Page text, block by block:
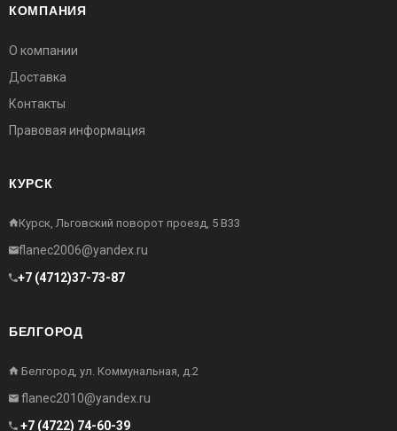
КОМПАНИЯ
О компании
Доставка
Контакты
Правовая информация
КУРСК
Курск, Льговский поворот проезд, 5 В33
flanec2006@yandex.ru
+7 (4712)37-73-87
БЕЛГОРОД
Белгород, ул. Коммунальная, д.2
flanec2010@yandex.ru
+7 (4722) 74-60-39